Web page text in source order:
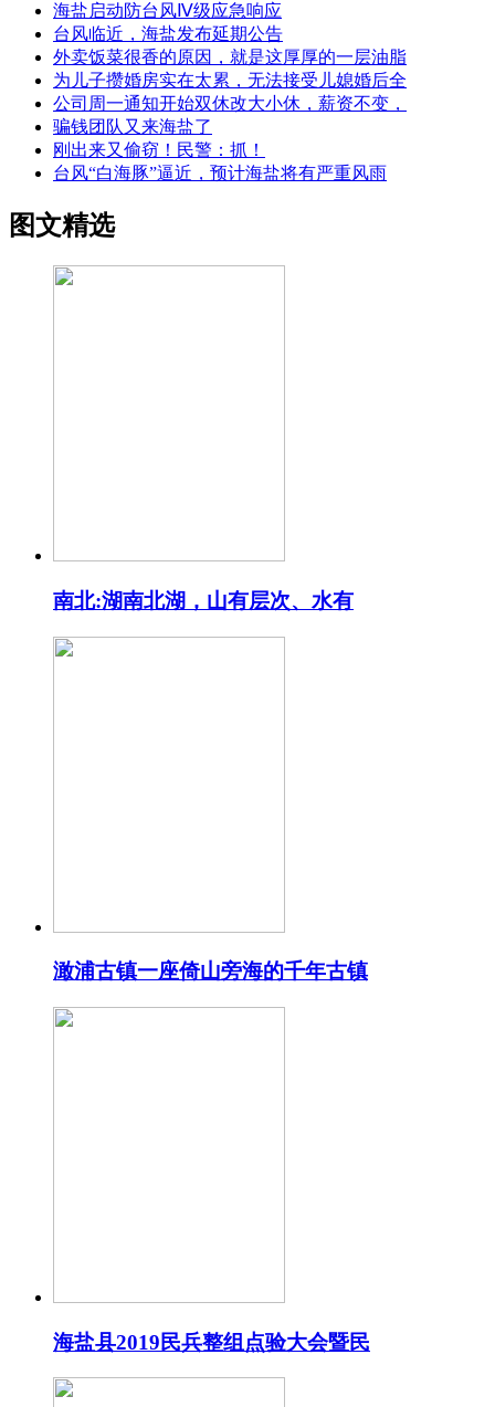
海盐启动防台风Ⅳ级应急响应
台风临近，海盐发布延期公告
外卖饭菜很香的原因，就是这厚厚的一层油脂
为儿子攒婚房实在太累，无法接受儿媳婚后全
公司周一通知开始双休改大小休，薪资不变，
骗钱团队又来海盐了
刚出来又偷窃！民警：抓！
台风“白海豚”逼近，预计海盐将有严重风雨
图文精选
南北:湖南北湖，山有层次、水有
澉浦古镇一座倚山旁海的千年古镇
海盐县2019民兵整组点验大会暨民